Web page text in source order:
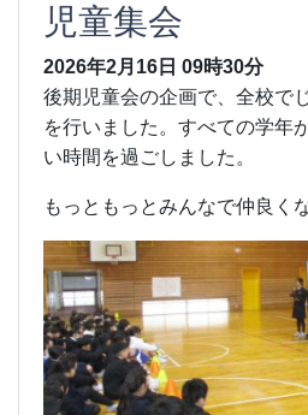
児童集会
2026年2月16日 09時30分
後期児童会の企画で、全校で
を行いました。すべての学年
い時間を過ごしました。
もっともっとみんなで仲良く